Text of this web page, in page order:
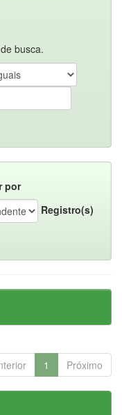
busca.
por
Registro(s)
1 Próximo